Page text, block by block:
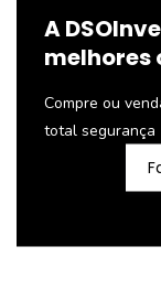
A
melhores
Compre ou
total segurança